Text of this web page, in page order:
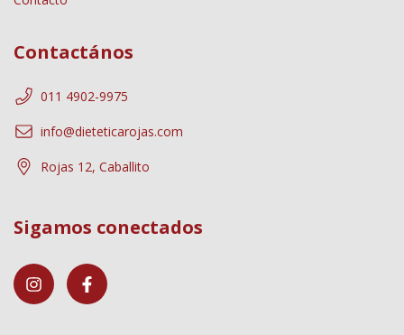
Contactános
011 4902-9975
info@dieteticarojas.com
Rojas 12, Caballito
Sigamos conectados